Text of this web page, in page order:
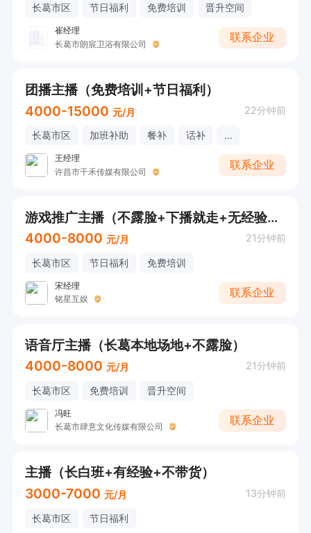
长葛市区 节日福利 免费培训 晋升空间
崔经理
长葛市朗宸卫浴有限公司
联系企业
团播主播（免费培训+节日福利）
4000-15000 元/月 22分钟前
长葛市区 加班补助 餐补 话补 ...
王经理
许昌市千禾传媒有限公司
联系企业
游戏推广主播（不露脸+下播就走+无经验也可）
4000-8000 元/月 21分钟前
长葛市区 节日福利 免费培训
宋经理
铭星互娱
联系企业
语音厅主播（长葛本地场地+不露脸）
4000-8000 元/月 21分钟前
长葛市区 免费培训 晋升空间
冯旺
长葛市肆意文化传媒有限公司
联系企业
主播（长白班+有经验+不带货）
3000-7000 元/月 13分钟前
长葛市区 节日福利